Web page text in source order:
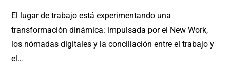
El lugar de trabajo está experimentando una
transformación dinámica: impulsada por el New Work,
los nómadas digitales y la conciliación entre el trabajo y
el…